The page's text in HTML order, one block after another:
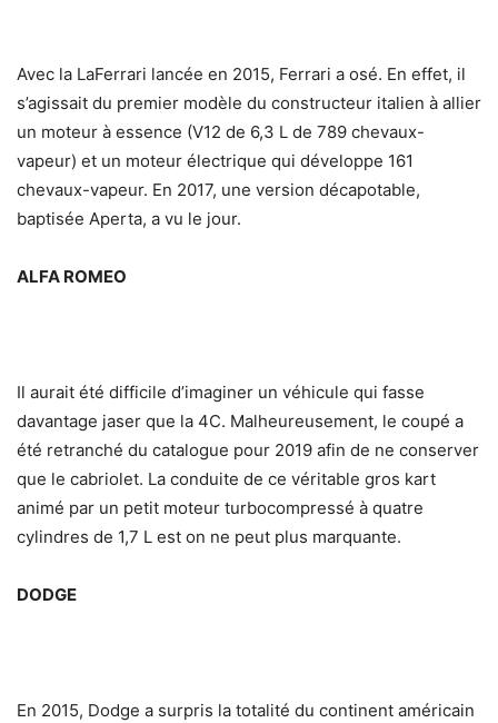
Avec la LaFerrari lancée en 2015, Ferrari a osé. En effet, il
s’agissait du premier modèle du constructeur italien à allier
un moteur à essence (V12 de 6,3 L de 789 chevaux-
vapeur) et un moteur électrique qui développe 161
chevaux-vapeur. En 2017, une version décapotable,
baptisée Aperta, a vu le jour.
ALFA ROMEO
Il aurait été difficile d’imaginer un véhicule qui fasse
davantage jaser que la 4C. Malheureusement, le coupé a
été retranché du catalogue pour 2019 afin de ne conserver
que le cabriolet. La conduite de ce véritable gros kart
animé par un petit moteur turbocompressé à quatre
cylindres de 1,7 L est on ne peut plus marquante.
DODGE
En 2015, Dodge a surpris la totalité du continent américain